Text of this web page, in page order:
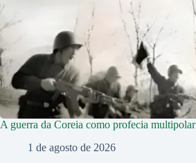
A guerra da Coreia como profecia multipolar
1 de agosto de 2026